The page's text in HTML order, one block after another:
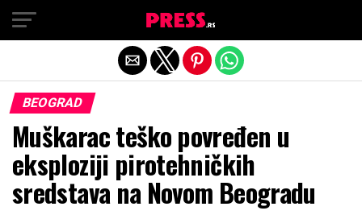
BEOGRAD
Muškarac teško povređen u
eksploziji pirotehničkih
sredstava na Novom Beogradu
Exit mobile version